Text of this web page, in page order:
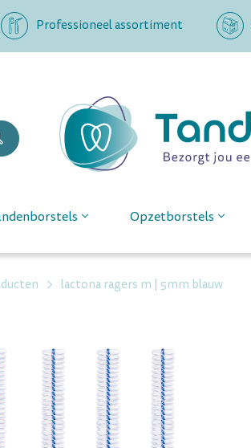
Professioneel assortiment
Opzetborstels
lactona ragers m | 5mm blauw